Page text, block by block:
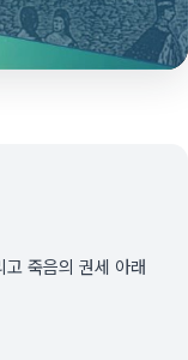
죽음의 권세 아래